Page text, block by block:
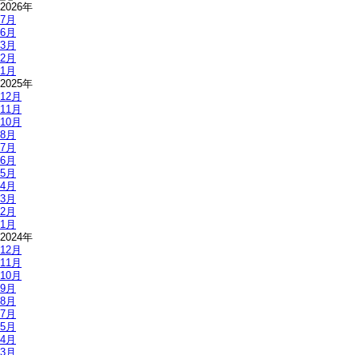
2026年
7月
6月
3月
2月
1月
2025年
12月
11月
10月
8月
7月
6月
5月
4月
3月
2月
1月
2024年
12月
11月
10月
9月
8月
7月
5月
4月
3月